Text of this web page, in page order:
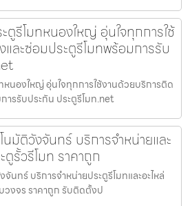
ตูรีโมทหนองใหญ่ อุ่นใจทุกการใช้
ละซ่อมประตูรีโมทพร้อมการรับ
หนองใหญ่ อุ่นใจทุกการใช้งานด้วยบริการติด
ารรับประกัน ประตูรีโมท.net
มัติวังจันทร์ บริการจำหน่ายและ
รั้วรีโมท ราคาถูก
นทร์ บริการจำหน่ายประตูรีโมทและอะไหล่
งจร ราคาถูก รับติดตั้งป